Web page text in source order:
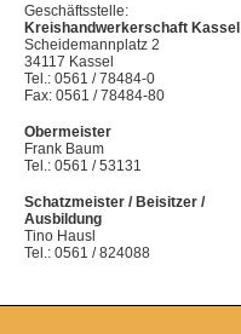
Geschäftsstelle:
Kreishandwerkerschaft Kassel
Scheidemannplatz 2
34117 Kassel
Tel.: 0561 / 78484-0
Fax: 0561 / 78484-80
Obermeister
Frank Baum
Tel.: 0561 / 53131
Schatzmeister / Beisitzer /
Ausbildung
Tino Hausl
Tel.: 0561 / 824088